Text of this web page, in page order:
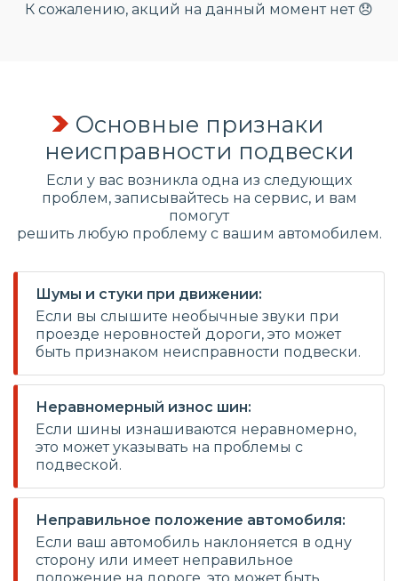
К сожалению, акций на данный момент нет 😞
Основные признаки
неисправности подвески
Если у вас возникла одна из следующих
проблем, записывайтесь на сервис, и вам
помогут
решить любую проблему с вашим автомобилем.
Шумы и стуки при движении:
Если вы слышите необычные звуки при
проезде неровностей дороги, это может
быть признаком неисправности подвески.
Неравномерный износ шин:
Если шины изнашиваются неравномерно,
это может указывать на проблемы с
подвеской.
Неправильное положение автомобиля:
Если ваш автомобиль наклоняется в одну
сторону или имеет неправильное